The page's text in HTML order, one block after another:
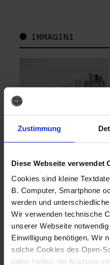
Zustimmung
Diese Webseite verwendet
Cookies sind kleine
B. Computer, Smartphone
werden und
Wir verwenden technische
unserer Webseite
Einwilligung benötigen. Wir
solche Cookies des Open-
dabei helfen, die Nutzung
IMMAGINI
Fotografo: Lorenz
Sternbach
Download